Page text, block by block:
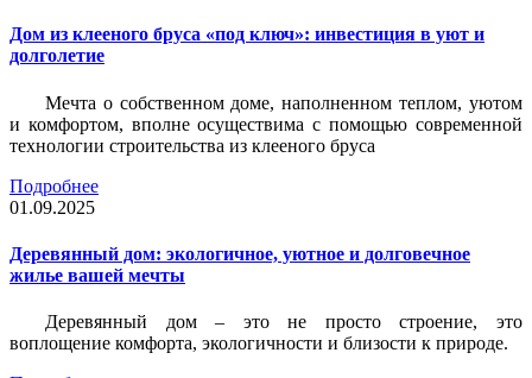
Дом из клееного бруса «под ключ»: инвестиция в уют и
долголетие
Мечта о собственном доме, наполненном теплом, уютом
и комфортом, вполне осуществима с помощью современной
технологии строительства из клееного бруса
Подробнее
01.09.2025
Деревянный дом: экологичное, уютное и долговечное
жилье вашей мечты
Деревянный дом – это не просто строение, это
воплощение комфорта, экологичности и близости к природе.